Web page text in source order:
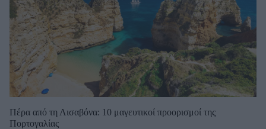
Πέρα από τη Λισαβόνα: 10 μαγευτικοί προορισμοί της
Πορτογαλίας